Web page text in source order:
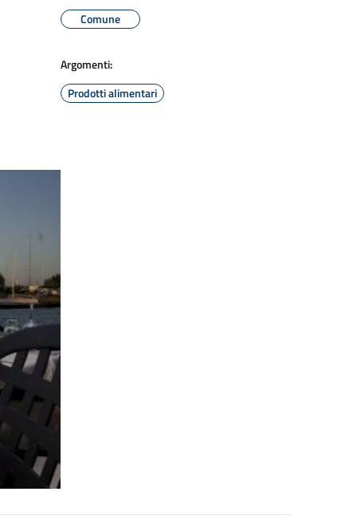
Comune
Argomenti:
Prodotti alimentari